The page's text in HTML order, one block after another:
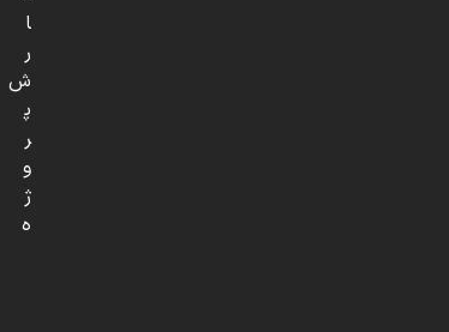
ا
ر
ش
پ
ر
و
ژ
ه